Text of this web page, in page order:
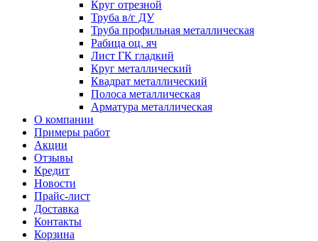
Круг отрезной
Труба в/г ДУ
Труба профильная металлическая
Рабица оц. яч
Лист ГК гладкий
Круг металлический
Квадрат металлический
Полоса металлическая
Арматура металлическая
О компании
Примеры работ
Акции
Отзывы
Кредит
Новости
Прайс-лист
Доставка
Контакты
Корзина